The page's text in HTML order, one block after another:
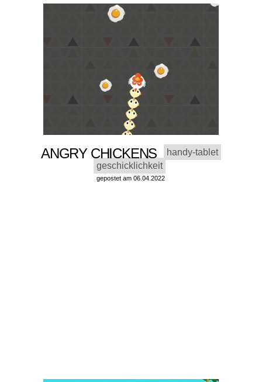
ANGRY CHICKENS
handy-tablet
geschicklichkeit
gepostet am 06.04.2022